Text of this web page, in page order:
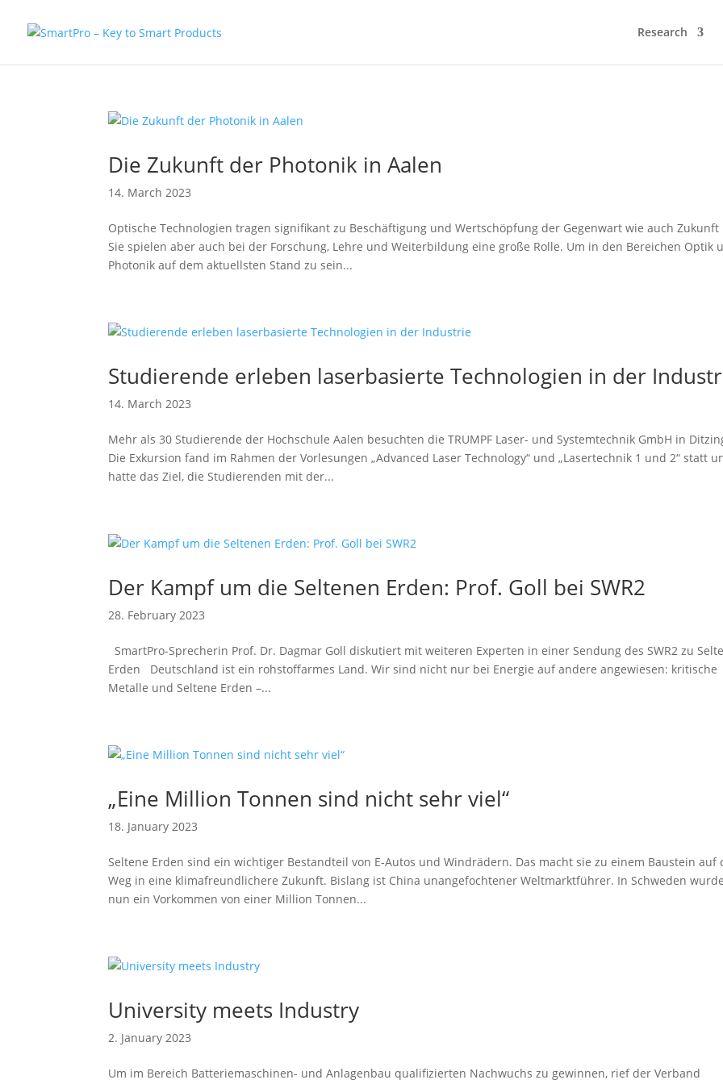
Research
Die Zukunft der Photonik in Aalen
14. March 2023
Optische Technologien tragen signifikant zu Beschäftigung und Wertschöpfung der Gegenwart wie auch Zukunft
Sie spielen aber auch bei der Forschung, Lehre und Weiterbildung eine große Rolle. Um in den Bereichen Optik
Photonik auf dem aktuellsten Stand zu sein...
Studierende erleben laserbasierte Technologien in der
14. March 2023
Mehr als 30 Studierende der Hochschule Aalen besuchten die TRUMPF Laser- und Systemtechnik GmbH in
Die Exkursion fand im Rahmen der Vorlesungen „Advanced Laser Technology“ und „Lasertechnik 1 und 2“ statt
hatte das Ziel, die Studierenden mit der...
Der Kampf um die Seltenen Erden: Prof. Goll bei SWR2
28. February 2023
SmartPro-Sprecherin Prof. Dr. Dagmar Goll diskutiert mit weiteren Experten in einer Sendung des SWR2 zu
Erden Deutschland ist ein rohstoffarmes Land. Wir sind nicht nur bei Energie auf andere angewiesen: kritische
Metalle und Seltene Erden –...
„Eine Million Tonnen sind nicht sehr viel“
18. January 2023
Seltene Erden sind ein wichtiger Bestandteil von E-Autos und Windrädern. Das macht sie zu einem Baustein auf
Weg in eine klimafreundlichere Zukunft. Bislang ist China unangefochtener Weltmarktführer. In Schweden wurde
nun ein Vorkommen von einer Million Tonnen...
University meets Industry
2. January 2023
Um im Bereich Batteriemaschinen- und Anlagenbau qualifizierten Nachwuchs zu gewinnen, rief der Verband